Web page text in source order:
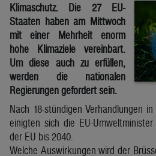
Klimaschutz. Die 27 EU-
Staaten haben am Mittwoch
mit einer Mehrheit enorm
hohe Klimaziele vereinbart.
Um diese auch zu erfüllen,
werden die nationalen
Regierungen gefordert sein.
Nach 18-stündigen Verhandlungen
einigten sich die EU-
der EU bis 2040.
Welche Auswirkungen wird der